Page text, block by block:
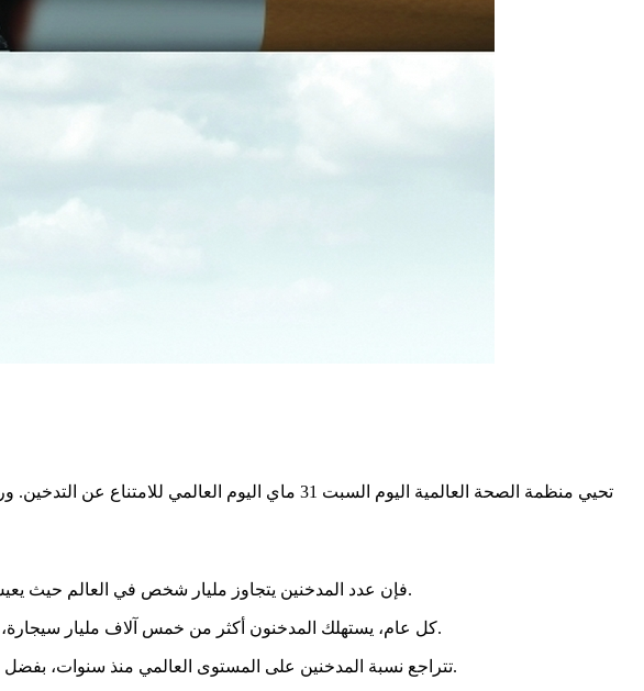
وفق منظمة الصحة العالمية ومركز “توباكو أطلس” (“أطلس التبغ” – The Tobacco Atlas) فإن عدد المدخنين يتجاوز مليار شخص في العالم حيث يعيش نحو ثمانية مليارات شخص.
كل عام، يستهلك المدخنون أكثر من خمس آلاف مليار سيجارة، وفق مركز “توباكو أطلس” للمعلومات عن التبغ في منظمة “فايتل ستراتيجيز” الأمريكية وجامعة إيلينوي بولاية شيكاغو.
تتراجع نسبة المدخنين على المستوى العالمي منذ سنوات، بفضل التدابير التي تفرضها الدول لمكافحة التدخين مثل زيادة الضرائب وكذلك ظهور السجائر الإلكترونية في السنوات الأخيرة.